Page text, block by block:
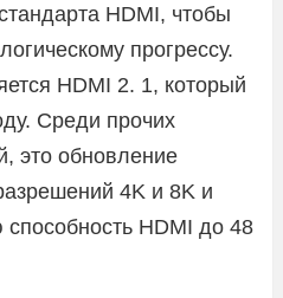
HDMI, чтобы
прогрессу.
HDMI 2. 1, который
Среди прочих
это обновление
4K и 8K и
HDMI до 48